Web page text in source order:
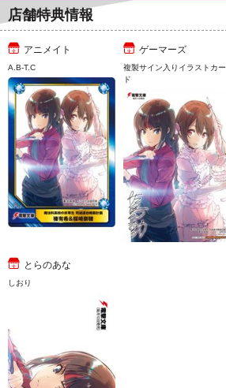
店舗特典情報
アニメイト
A.B-T.C
ゲーマーズ
複製サイン入りイラストカー
ド
とらのあな
しおり